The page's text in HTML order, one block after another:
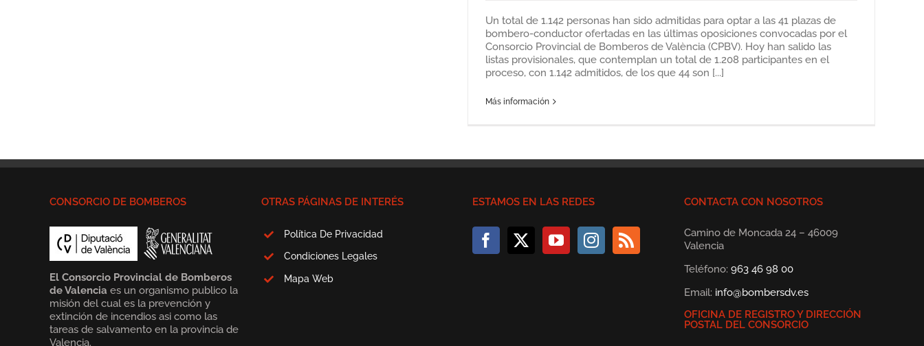
Un total de 1.142 personas han sido admitidas para optar a las 41 plazas de
bombero-conductor ofertadas en las últimas oposiciones convocadas por el
Consorcio Provincial de Bomberos de València (CPBV). Hoy han salido las
listas provisionales, que contemplan un total de 1.208 participantes en el
proceso, con 1.142 admitidos, de los que 44 son [...]
Más información
CONSORCIO DE BOMBEROS
El Consorcio Provincial de Bomberos
de Valencia es un organismo publico la
misión del cual es la prevención y
extinción de incendios asi como las
tareas de salvamento en la provincia de
Valencia.
OTRAS PÁGINAS DE INTERÉS
Política De Privacidad
Condiciones Legales
Mapa Web
ESTAMOS EN LAS REDES CONTACTA CON NOSOTROS
Camino de Moncada 24 – 46009
Valencia
Teléfono: 963 46 98 00
Email: info@bombersdv.es
OFICINA DE REGISTRO Y DIRECCIÓN
POSTAL DEL CONSORCIO